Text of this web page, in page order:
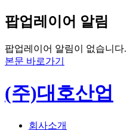
팝업레이어 알림
팝업레이어 알림이 없습니다.
본문 바로가기
(주)대호산업
회사소개